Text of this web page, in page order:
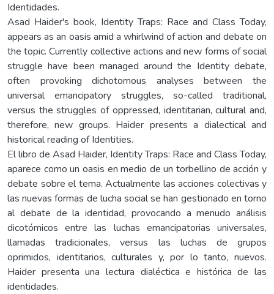
Identidades.
Asad Haider's book, Identity Traps: Race and Class Today,
appears as an oasis amid a whirlwind of action and debate on
the topic. Currently collective actions and new forms of social
struggle have been managed around the Identity debate,
often provoking dichotomous analyses between the
universal emancipatory struggles, so-called traditional,
versus the struggles of oppressed, identitarian, cultural and,
therefore, new groups. Haider presents a dialectical and
historical reading of Identities.
El libro de Asad Haider, Identity Traps: Race and Class Today,
aparece como un oasis en medio de un torbellino de acción y
debate sobre el tema. Actualmente las acciones colectivas y
las nuevas formas de lucha social se han gestionado en torno
al debate de la identidad, provocando a menudo análisis
dicotómicos entre las luchas emancipatorias universales,
llamadas tradicionales, versus las luchas de grupos
oprimidos, identitarios, culturales y, por lo tanto, nuevos.
Haider presenta una lectura dialéctica e histórica de las
identidades.